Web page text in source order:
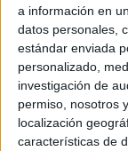
a información en
datos personales,
estándar enviada
personalizado,
investigación de
permiso, nosotros
localización
características de
Un nutrido
Pablo Núñezha
ilusión puesta
líder de un
mantiene vivos
identidad”,